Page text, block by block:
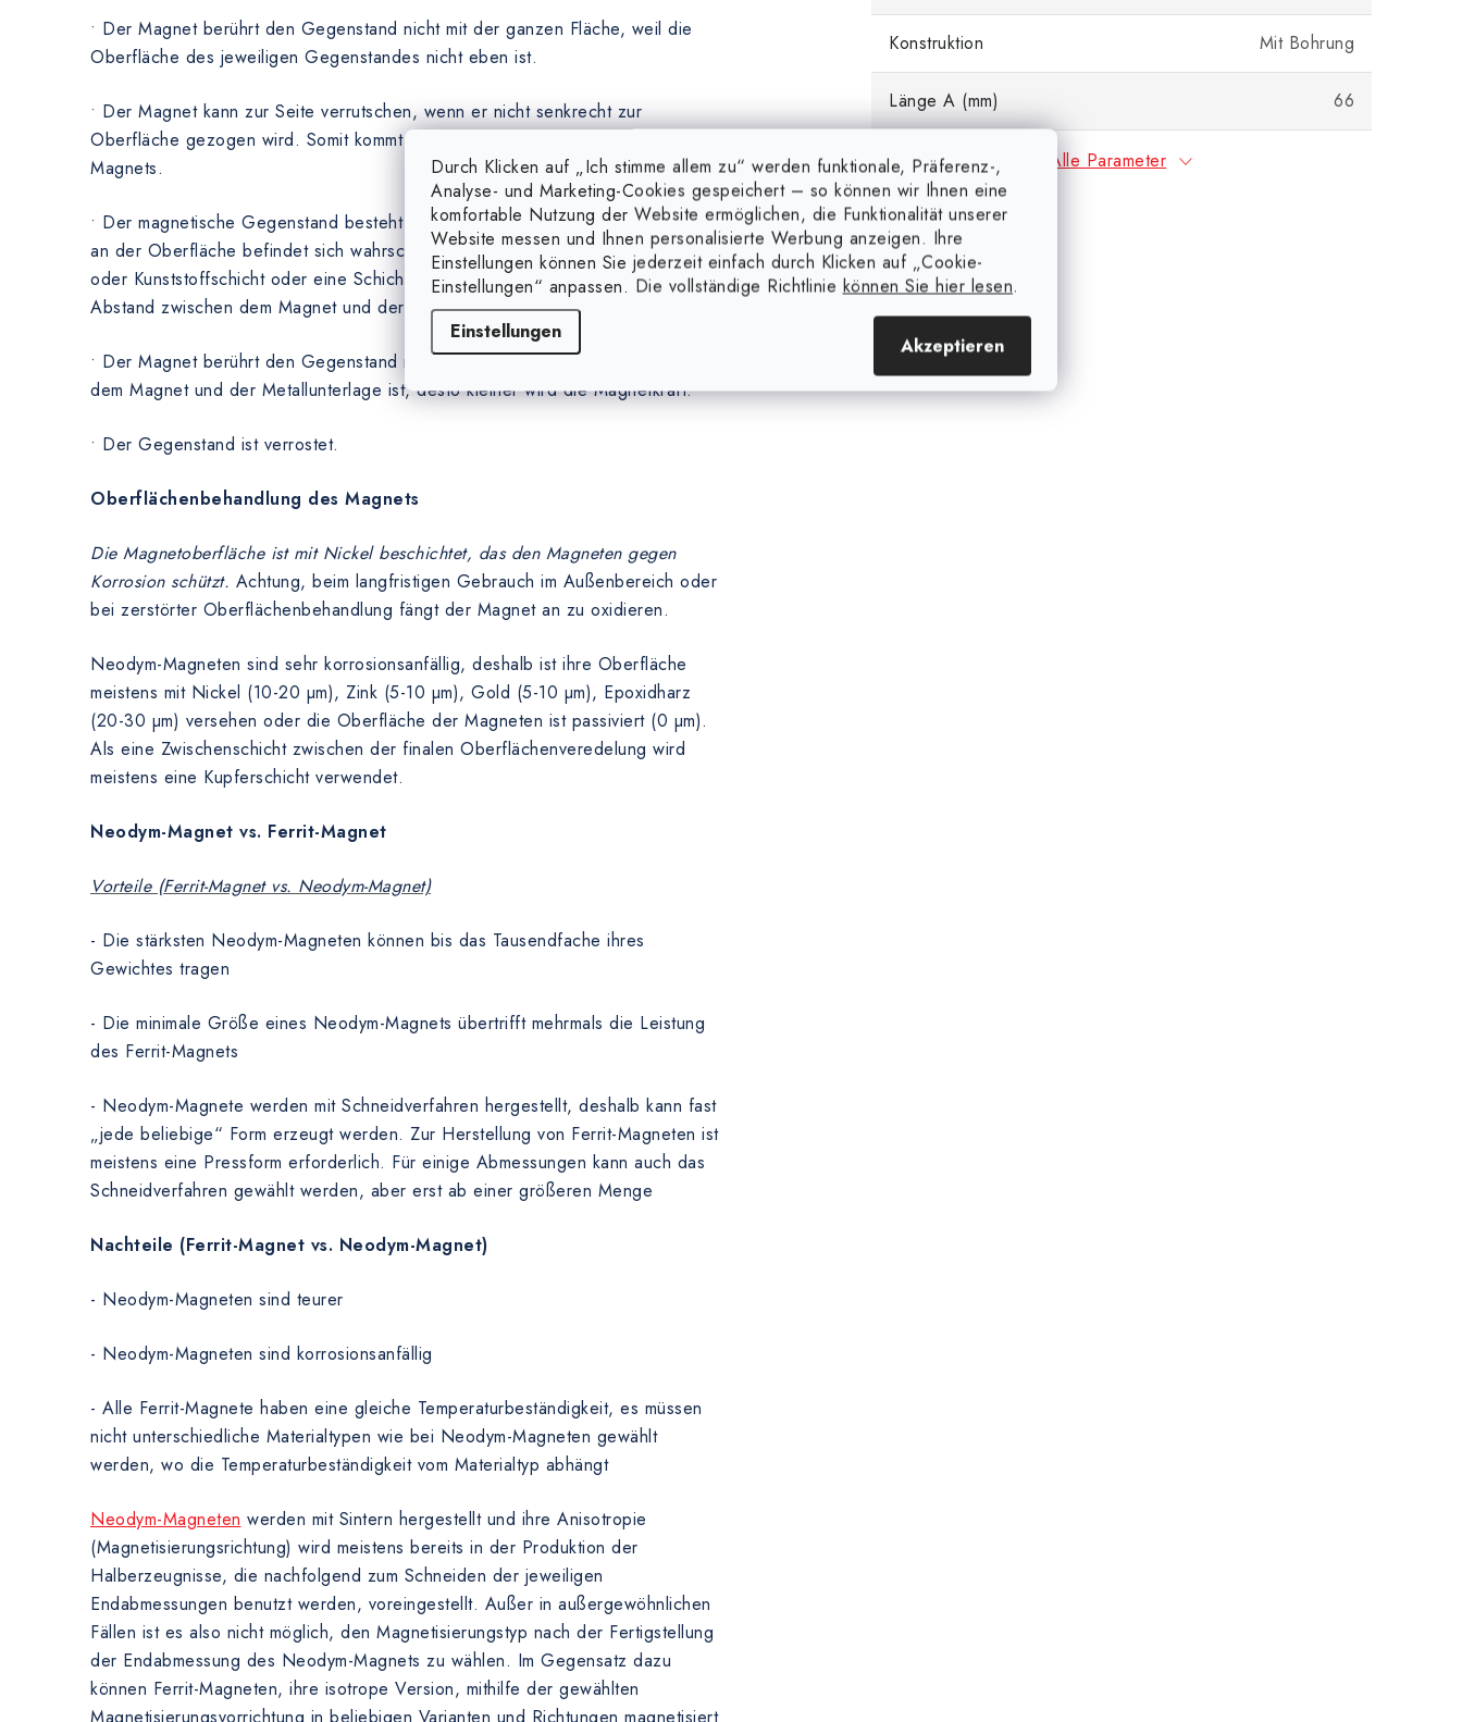
Durch Klicken auf „Ich stimme allem zu“ werden funktionale, Präferenz-,
Analyse- und Marketing-Cookies gespeichert – so können wir Ihnen eine
komfortable Nutzung der Website ermöglichen, die Funktionalität unserer
Website messen und Ihnen personalisierte Werbung anzeigen. Ihre
Einstellungen können Sie jederzeit einfach durch Klicken auf „Cookie-
Einstellungen“ anpassen. Die vollständige Richtlinie können Sie hier lesen.
Einstellungen
Akzeptieren
• Der Magnet berührt den Gegenstand nicht mit der ganzen Fläche, weil die
Oberfläche des jeweiligen Gegenstandes nicht eben ist.
• Der Magnet kann zur Seite verrutschen, wenn er nicht senkrecht zur
Oberfläche gezogen wird. Somit kommt es zum viel einfacheren Abreißen des
Magnets.
• Der magnetische Gegenstand besteht nicht aus reinem (magnetischem) Stahl,
an der Oberfläche befindet sich wahrscheinlich ein Farbanstrich, eine Gummi-
oder Kunststoffschicht oder eine Schicht von einem anderen Material, die den
Abstand zwischen dem Magnet und der Metallunterlage vergrößert.
• Der Magnet berührt den Gegenstand nicht. Je größer der Abstand zwischen
dem Magnet und der Metallunterlage ist, desto kleiner wird die Magnetkraft.
• Der Gegenstand ist verrostet.
Oberflächenbehandlung des Magnets
Die Magnetoberfläche ist mit Nickel beschichtet, das den Magneten gegen
Korrosion schützt. Achtung, beim langfristigen Gebrauch im Außenbereich oder
bei zerstörter Oberflächenbehandlung fängt der Magnet an zu oxidieren.
Neodym-Magneten sind sehr korrosionsanfällig, deshalb ist ihre Oberfläche
meistens mit Nickel (10-20 µm), Zink (5-10 µm), Gold (5-10 µm), Epoxidharz
(20-30 µm) versehen oder die Oberfläche der Magneten ist passiviert (0 µm).
Als eine Zwischenschicht zwischen der finalen Oberflächenveredelung wird
meistens eine Kupferschicht verwendet.
Neodym-Magnet vs. Ferrit-Magnet
Vorteile (Ferrit-Magnet vs. Neodym-Magnet)
- Die stärksten Neodym-Magneten können bis das Tausendfache ihres
Gewichtes tragen
- Die minimale Größe eines Neodym-Magnets übertrifft mehrmals die Leistung
des Ferrit-Magnets
- Neodym-Magnete werden mit Schneidverfahren hergestellt, deshalb kann fast
„jede beliebige“ Form erzeugt werden. Zur Herstellung von Ferrit-Magneten ist
meistens eine Pressform erforderlich. Für einige Abmessungen kann auch das
Schneidverfahren gewählt werden, aber erst ab einer größeren Menge
Nachteile (Ferrit-Magnet vs. Neodym-Magnet)
- Neodym-Magneten sind teurer
- Neodym-Magneten sind korrosionsanfällig
- Alle Ferrit-Magnete haben eine gleiche Temperaturbeständigkeit, es müssen
nicht unterschiedliche Materialtypen wie bei Neodym-Magneten gewählt
werden, wo die Temperaturbeständigkeit vom Materialtyp abhängt
Neodym-Magneten werden mit Sintern hergestellt und ihre Anisotropie
(Magnetisierungsrichtung) wird meistens bereits in der Produktion der
Halberzeugnisse, die nachfolgend zum Schneiden der jeweiligen
Endabmessungen benutzt werden, voreingestellt. Außer in außergewöhnlichen
Fällen ist es also nicht möglich, den Magnetisierungstyp nach der Fertigstellung
der Endabmessung des Neodym-Magnets zu wählen. Im Gegensatz dazu
können Ferrit-Magneten, ihre isotrope Version, mithilfe der gewählten
Konstruktion Mit Bohrung
Länge A (mm) 66
Alle Parameter